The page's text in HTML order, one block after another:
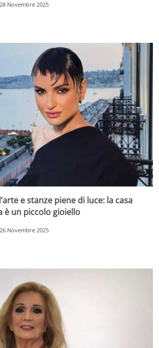
28 Novembre 2025
e stanze piene di luce: la casa
è un piccolo gioiello
26 Novembre 2025